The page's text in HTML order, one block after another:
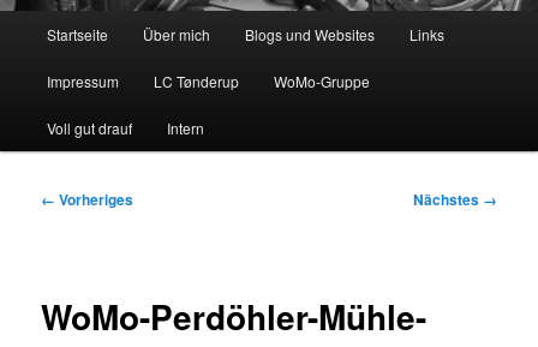
Startseite Über mich Blogs und Websites Links
Impressum LC Tønderup WoMo-Gruppe
Voll gut drauf Intern
Bilder-
← Vorheriges Nächstes →
WoMo-Perdöhler-Mühle-